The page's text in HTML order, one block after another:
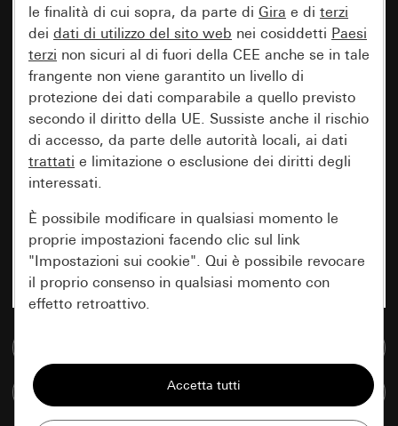
Confronta articoli
le finalità di cui sopra, da parte di Gira e di terzi
dei dati di utilizzo del sito web nei cosiddetti Paesi
terzi non sicuri al di fuori della CEE anche se in tale
frangente non viene garantito un livello di
protezione dei dati comparabile a quello previsto
secondo il diritto della UE. Sussiste anche il rischio
di accesso, da parte delle autorità locali, ai dati
trattati e limitazione o esclusione dei diritti degli
interessati.
È possibile modificare in qualsiasi momento le
proprie impostazioni facendo clic sul link
"Impostazioni sui cookie". Qui è possibile revocare
il proprio consenso in qualsiasi momento con
effetto retroattivo.
Tutti i cookie necessari per poter mostrare la
pagina.